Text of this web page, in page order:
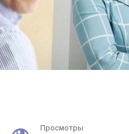
Просмотры